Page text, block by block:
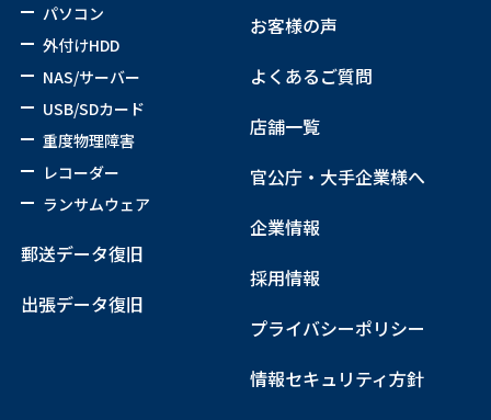
パソコン
外付けHDD
NAS/サーバー
USB/SDカード
重度物理障害
レコーダー
ランサムウェア
郵送データ復旧
出張データ復旧
お客様の声
よくあるご質問
店舗一覧
官公庁・大手企業様へ
企業情報
採用情報
プライバシーポリシー
情報セキュリティ方針